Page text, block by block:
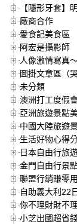
【隱形牙套】
廠商合作
愛食記美食區
阿宏是攝影師
人像激情寫真
圖掛文章區（哭
未分類
澳洲打工度假
亞洲旅遊景點
中國大陸旅遊
生活好物心得
日本自由行旅
金門自由行景
聯盟行銷賺零
自助義大利22
你不理財財不
小芝出國超省